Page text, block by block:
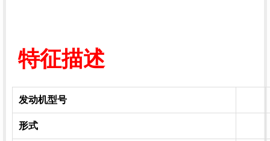
特征描述
发动机型号
形式